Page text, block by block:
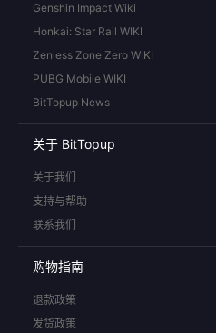
Genshin Impact Wiki
Honkai: Star Rail WIKI
Zenless Zone Zero WIKI
PUBG Mobile WIKI
BitTopup News
关于 BitTopup
关于我们
支持与帮助
联系我们
购物指南
退款政策
发货政策